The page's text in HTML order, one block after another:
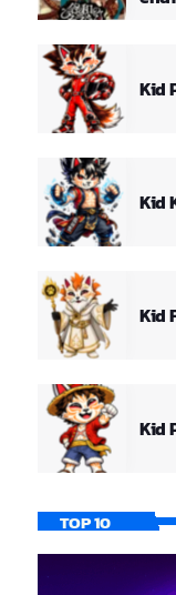
Kid
Kid
Kid
Kid
TOP 10